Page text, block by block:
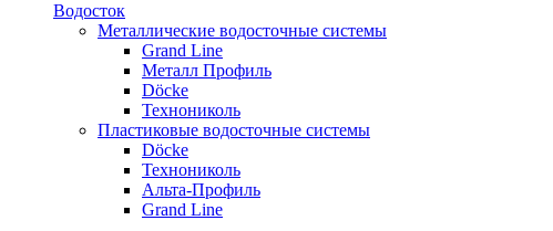
Водосток
Металлические водосточные системы
Grand Line
Металл Профиль
Döсkе
Технониколь
Пластиковые водосточные системы
Döcke
Технониколь
Альта-Профиль
Grand Line